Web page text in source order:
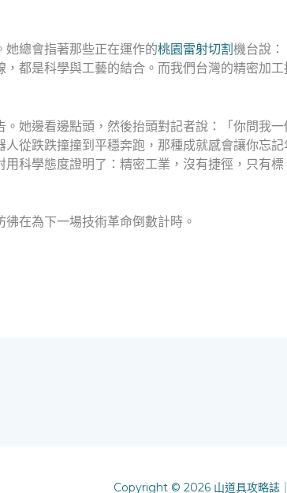
總會指著那些正在運作的桃園雷射切割 機台說：
都是科學與工藝的結合。而我們台灣的精密加工
她邊看邊點頭，然後抬頭對記者說：「你問我
從跌跌撞撞到平穩奔跑，那種成就感會讓你忘記
科學態度證明了：精密工業，沒有捷徑，只有標
在為下一場技術革命倒數計時。
Copyright © 2026 山道具攻略誌